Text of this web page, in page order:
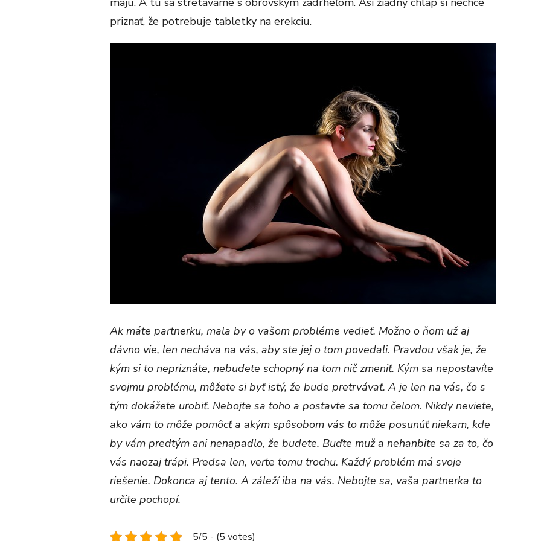
priznať, že potrebuje tabletky na erekciu.
Ak máte partnerku, mala by o vašom probléme vedieť. Možno o ňom už aj
dávno vie, len necháva na vás, aby ste jej o tom povedali. Pravdou však je, že
kým si to nepriznáte, nebudete schopný na tom nič zmeniť. Kým sa nepostavíte
svojmu problému, môžete si byť istý, že bude pretrvávať. A je len na vás, čo s
tým dokážete urobiť. Nebojte sa toho a postavte sa tomu čelom. Nikdy neviete,
ako vám to môže pomôcť a akým spôsobom vás to môže posunúť niekam, kde
by vám predtým ani nenapadlo, že budete. Buďte muž a nehanbite sa za to, čo
vás naozaj trápi. Predsa len, verte tomu trochu. Každý problém má svoje
riešenie. Dokonca aj tento. A záleží iba na vás. Nebojte sa, vaša partnerka to
určite pochopí.
5/5 - (5 votes)